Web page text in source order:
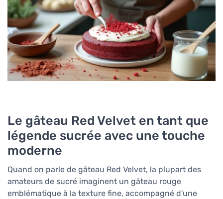
Le gâteau Red Velvet en tant que
légende sucrée avec une touche
moderne
Quand on parle de gâteau Red Velvet, la plupart des
amateurs de sucré imaginent un gâteau rouge
emblématique à la texture fine, accompagné d'une